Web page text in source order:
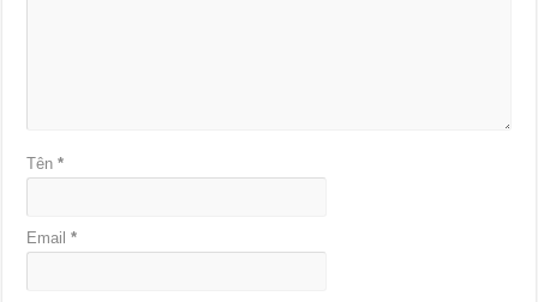
Tên*
Email*